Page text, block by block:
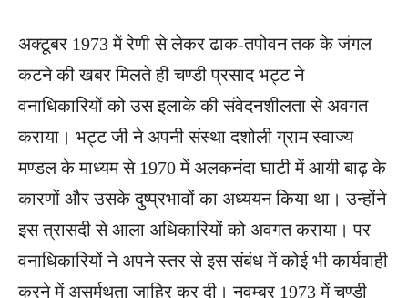
अक्टूबर 1973 में रेणी से लेकर ढाक-तपोवन तक के जंगल
कटने की खबर मिलते ही चण्डी प्रसाद भट्ट ने
वनाधिकारियों को उस इलाके की संवेदनशीलता से अवगत
कराया। भट्ट जी ने अपनी संस्था दशोली ग्राम स्वाज्य
मण्डल के माध्यम से 1970 में अलकनंदा घाटी में आयी बाढ़ के
कारणों और उसके दुष्प्रभावों का अध्ययन किया था। उन्होंने
इस त्रासदी से आला अधिकारियों को अवगत कराया। पर
वनाधिकारियों ने अपने स्तर से इस संबंध में कोई भी कार्यवाही
करने में असर्मथता जाहिर कर दी। नवम्बर 1973 में चण्डी